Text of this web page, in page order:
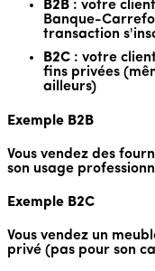
B2B : votre
Banque-
transaction
B2C : votre
fins privées
ailleurs)
Exemple B2B
Vous vendez des
son usage
Exemple B2C
Vous vendez un
privé (pas pour son